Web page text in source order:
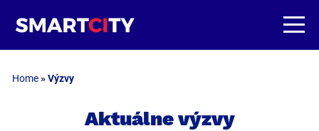
Home»Výzvy
Aktuálne výzvy